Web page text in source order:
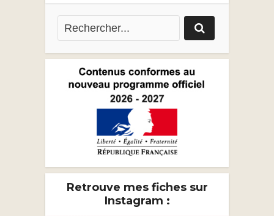
Retrouve mes fiches sur
Instagram :